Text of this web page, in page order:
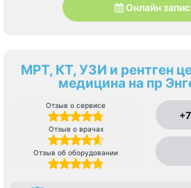
Онлайн
МРТ, КТ, УЗИ и рентген
медицина на пр
Отзыв о сервисе
Отзыв о врачах
Отзыв об оборудовании